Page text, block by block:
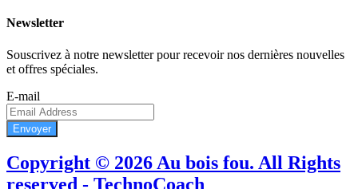
Newsletter
Souscrivez à notre newsletter pour recevoir nos dernières nouvelles
et offres spéciales.
E-mail
Envoyer
Copyright © 2026 Au bois fou. All Rights
reserved - TechnoCoach